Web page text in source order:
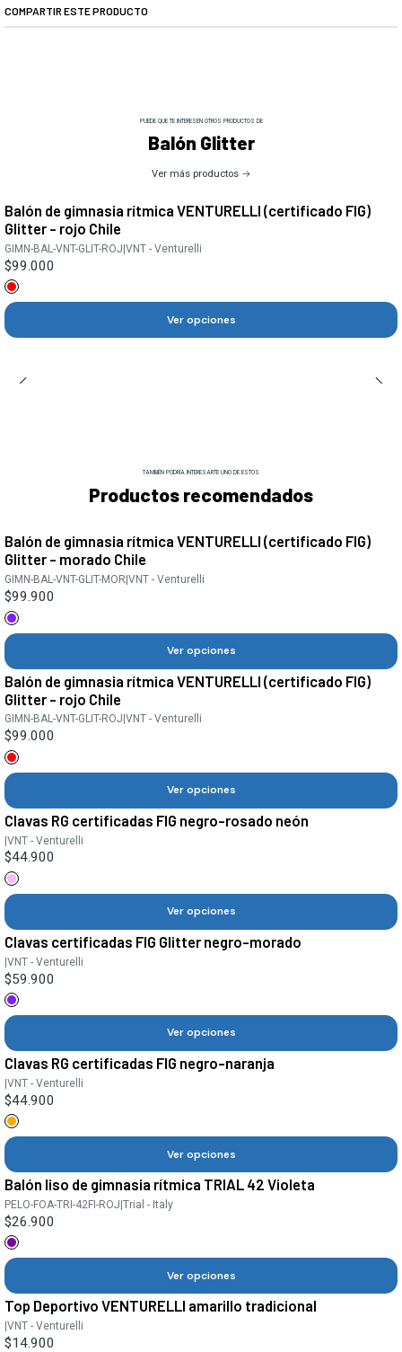
COMPARTIR ESTE PRODUCTO
PUEDE QUE TE INTERESEN OTROS PRODUCTOS DE
Balón Glitter
Ver más productos
Balón de gimnasia rítmica VENTURELLI (certificado FIG)
Glitter - rojo Chile
GIMN-BAL-VNT-GLIT-ROJ|VNT - Venturelli
$99.000
Ver opciones
TAMBIÉN PODRÍA INTERESARTE UNO DE ESTOS
Productos recomendados
Balón de gimnasia rítmica VENTURELLI (certificado FIG)
Glitter - morado Chile
GIMN-BAL-VNT-GLIT-MOR |VNT - Venturelli
$99.900
Ver opciones
Balón de gimnasia rítmica VENTURELLI (certificado FIG)
Glitter - rojo Chile
GIMN-BAL-VNT-GLIT-ROJ |VNT - Venturelli
$99.000
Ver opciones
Clavas RG certificadas FIG negro-rosado neón
|VNT - Venturelli
$44.900
Ver opciones
Clavas certificadas FIG Glitter negro-morado
|VNT - Venturelli
$59.900
Ver opciones
Clavas RG certificadas FIG negro-naranja
|VNT - Venturelli
$44.900
Ver opciones
Balón liso de gimnasia rítmica TRIAL 42 Violeta
PELO-FOA-TRI-42FI-ROJ|Trial - Italy
$26.900
Ver opciones
Top Deportivo VENTURELLI amarillo tradicional
|VNT - Venturelli
$14.900